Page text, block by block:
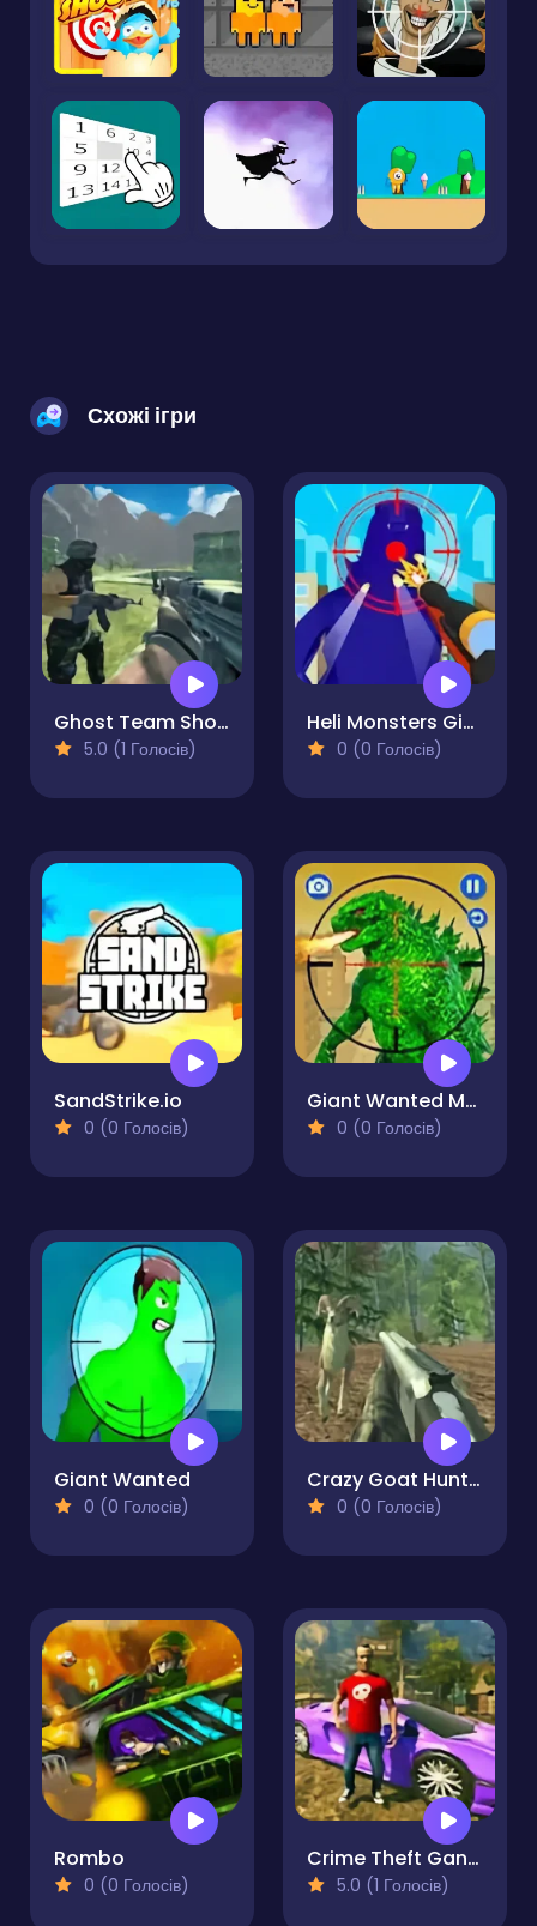
Схожі ігри
Ghost Team Shooter
5.0 (1 Голосів)
Heli Monsters Giant Hunter
0 (0 Голосів)
SandStrike.io
0 (0 Голосів)
Giant Wanted Monster
0 (0 Голосів)
Giant Wanted
0 (0 Голосів)
Crazy Goat Hunter
0 (0 Голосів)
Rombo
0 (0 Голосів)
Crime Theft Gangster Paradise
5.0 (1 Голосів)